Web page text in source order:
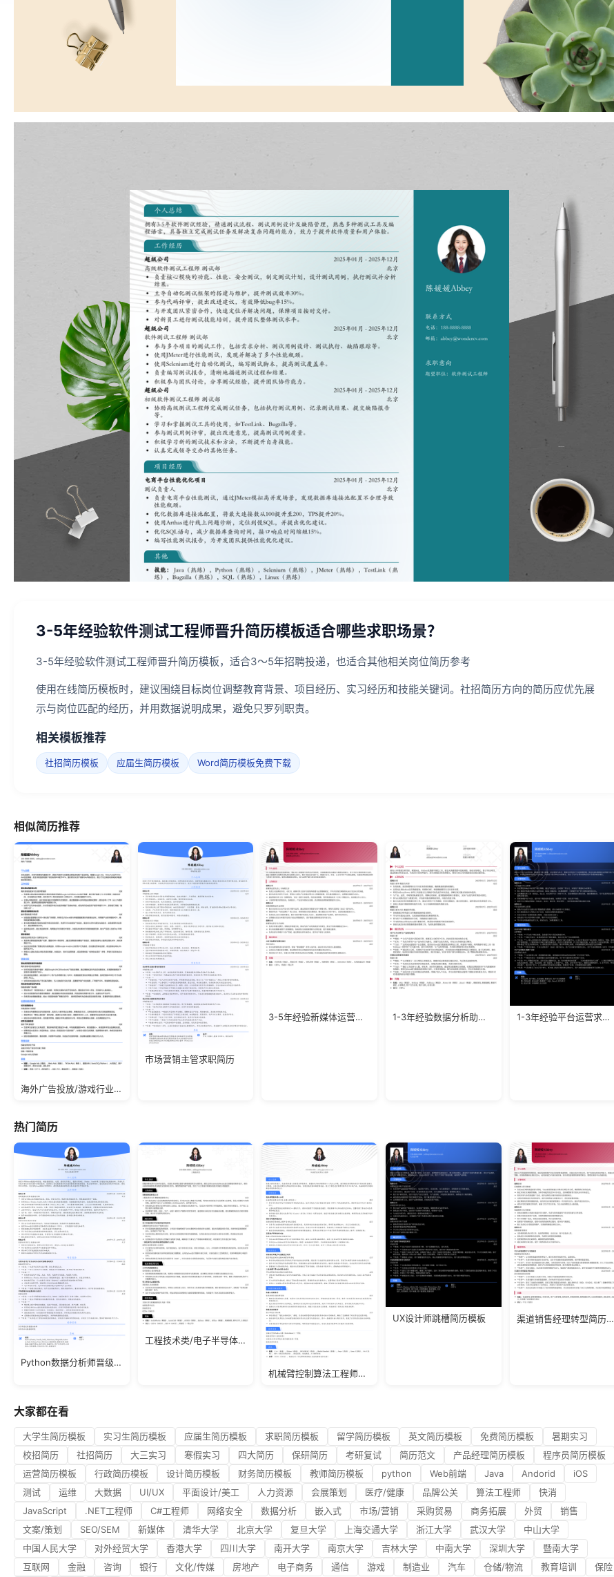
3-5年经验软件测试工程师晋升简历模板适合哪些求职场景？
3-5年经验软件测试工程师晋升简历模板，适合3～5年招聘投递，也适合其他相关岗位简历参考
使用在线简历模板时，建议围绕目标岗位调整教育背景、项目经历、实习经历和技能关键词。社招简历方向的简历应优先展
示与岗位匹配的经历，并用数据说明成果，避免只罗列职责。
相关模板推荐
社招简历模板 应届生简历模板 Word简历模板免费下载
相似简历推荐
海外广告投放/游戏行业/应届生简历模板
市场营销主管求职简历
3-5年经验新媒体运营负责人简历模板 1-3年经验数据分析助理求职模板 1-3年经验平台运营求职简历
热门简历
Python数据分析师晋级简历
工程技术类/电子半导体应届生简历模板
机械臂控制算法工程师简历模板
UX设计师跳槽简历模板 渠道销售经理转型简历模板
大家都在看
大学生简历模板 实习生简历模板 应届生简历模板 求职简历模板 留学简历模板 英文简历模板 免费简历模板
暑期实习
校招简历
社招简历 大三实习 寒假实习 四大简历 保研简历 考研复试 简历范文 产品经理简历模板
程序员简历模板
运营简历模板
行政简历模板 设计简历模板 财务简历模板 教师简历模板 python Web前端 Java Andorid
iOS
测试
运维 大数据 UI/UX 平面设计/美工 人力资源 会展策划 医疗/健康 品牌公关 算法工程师
快消
JavaScript
.NET工程师 C#工程师 网络安全 数据分析 嵌入式 市场/营销 采购贸易 商务拓展 外贸
销售
文案/策划
SEO/SEM 新媒体 清华大学 北京大学 复旦大学 上海交通大学 浙江大学 武汉大学
中山大学
中国人民大学
对外经贸大学 香港大学 四川大学 南开大学 南京大学 吉林大学 中南大学 深圳大学
暨南大学
互联网
金融 咨询 银行 文化/传媒 房地产 电子商务 通信 游戏 制造业 汽车 仓储/物流 教育培训 保险